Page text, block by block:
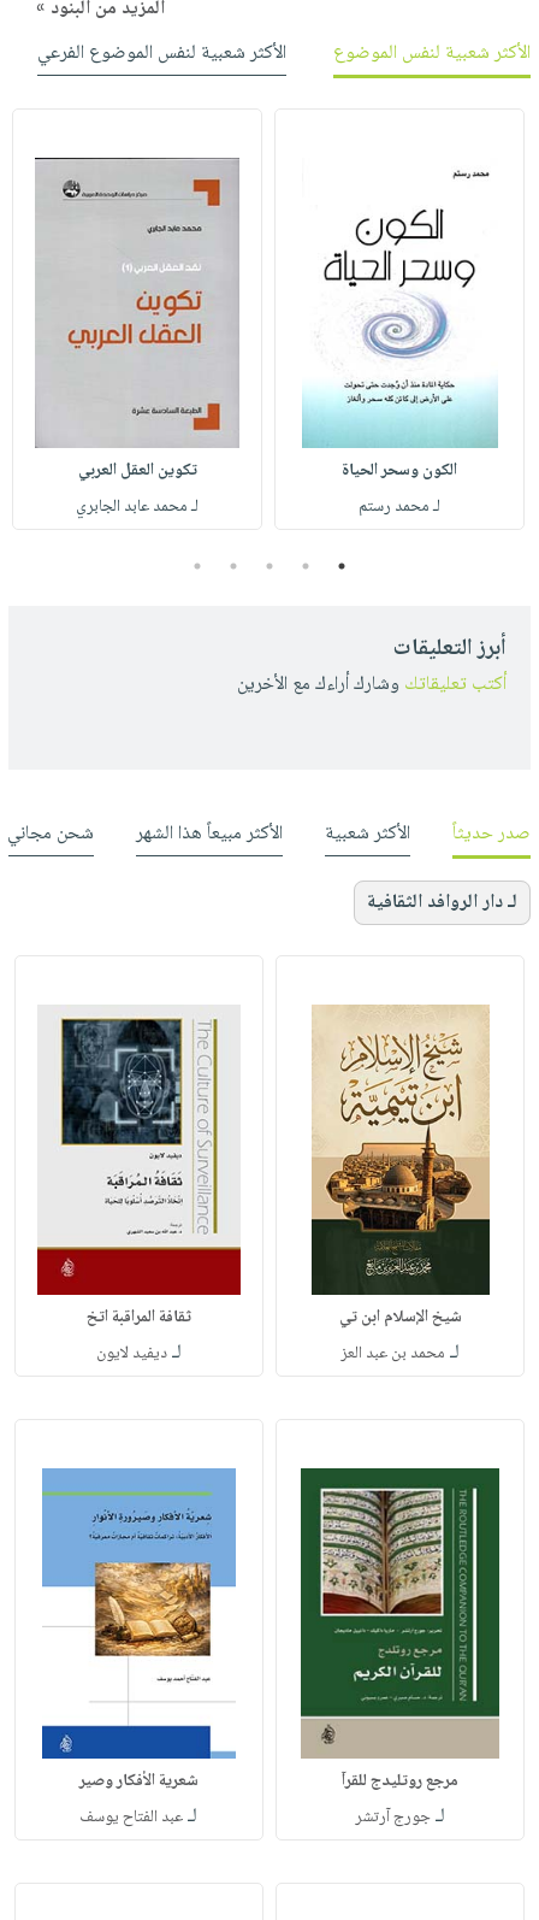
المزيد من البنود »
الأكثر شعبية لنفس الموضوع
الأكثر شعبية لنفس الموضوع الفرعي
الكون وسحر الحياة
لـ محمد رستم
تكوين العقل العربي
لـ محمد عابد الجابري
1
2
3
4
5
أبرز التعليقات
أكتب تعليقاتك وشارك أراءك مع الأخرين
صدر حديثاً الأكثر شعبية الأكثر مبيعاً هذا الشهر شحن مجاني
لـ دار الروافد الثقافية
شيخ الإسلام ابن تي
لـ محمد بن عبد العز
ثقافة المراقبة اتخ
لـديفيد لايون
مرجع روتليدج للقرآ
لـجورج آرتشر
شعرية الأفكار وصير
لـعبد الفتاح يوسف